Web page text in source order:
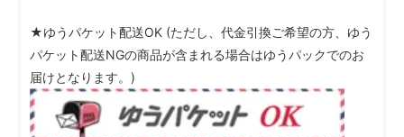
★ゆうパケット配送OK (ただし、代金引換ご希望の方、ゆう
パケット配送NGの商品が含まれる場合はゆうパックでのお
届けとなります。)